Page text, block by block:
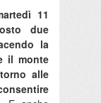
11
due
la
il monte
alle